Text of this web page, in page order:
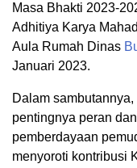
Masa Bhakti 2023-
Adhitiya Karya
Aula Rumah Dinas
Januari 2023.
Dalam sambutannya,
pentingnya peran
pemberdayaan
menyoroti kontribusi